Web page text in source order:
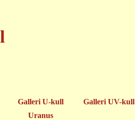
Galleri U-kull
Galleri UV-kull
Uranus